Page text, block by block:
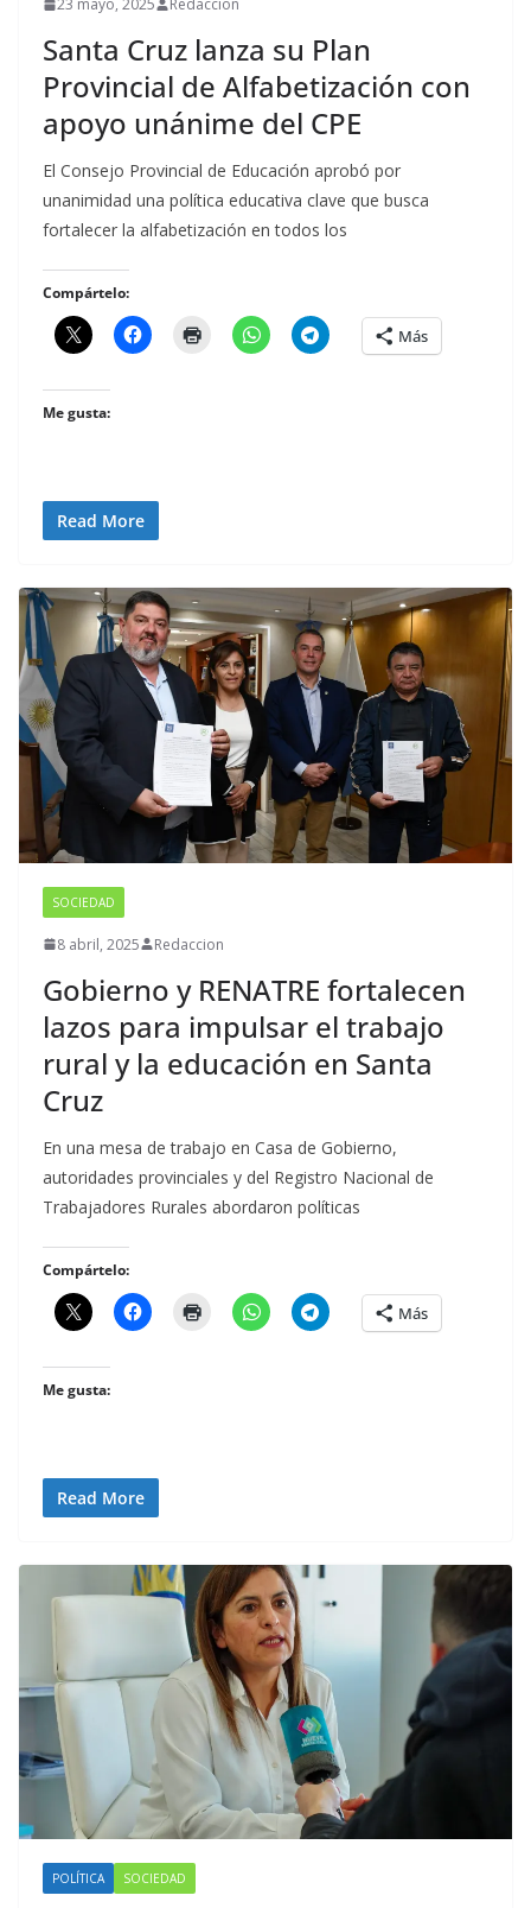
23 mayo, 2025 Redaccion
Santa Cruz lanza su Plan
Provincial de Alfabetización con
apoyo unánime del CPE
El Consejo Provincial de Educación aprobó por
unanimidad una política educativa clave que busca
fortalecer la alfabetización en todos los
Compártelo:
Más
Me gusta:
Read More
SOCIEDAD
8 abril, 2025 Redaccion
Gobierno y RENATRE fortalecen
lazos para impulsar el trabajo
rural y la educación en Santa
Cruz
En una mesa de trabajo en Casa de Gobierno,
autoridades provinciales y del Registro Nacional de
Trabajadores Rurales abordaron políticas
Compártelo:
Más
Me gusta:
Read More
POLÍTICA SOCIEDAD